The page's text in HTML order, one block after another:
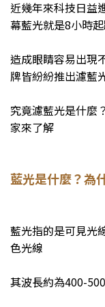
近幾年來科技日益
幕藍光就是8小時
造成眼睛容易出現
牌皆紛紛推出濾藍
究竟濾藍光是什麼
家來了解
藍光是什麼？為
藍光指的是可見光
色光線
其波長約為400-